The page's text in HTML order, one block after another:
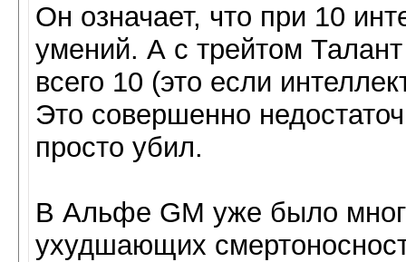
Он означает, что при 10
умений. А с трейтом
всего 10 (это если
Это совершенно
просто убил.
В Альфе GM уже было
ухудшающих